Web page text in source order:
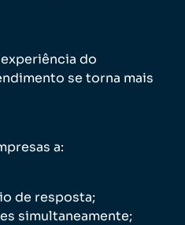
do
se torna mais
a:
de resposta;
simultaneamente;